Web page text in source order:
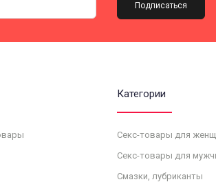
Подписаться
Категории
Секс-товары для
Секс-товары для
Смазки, лубриканты